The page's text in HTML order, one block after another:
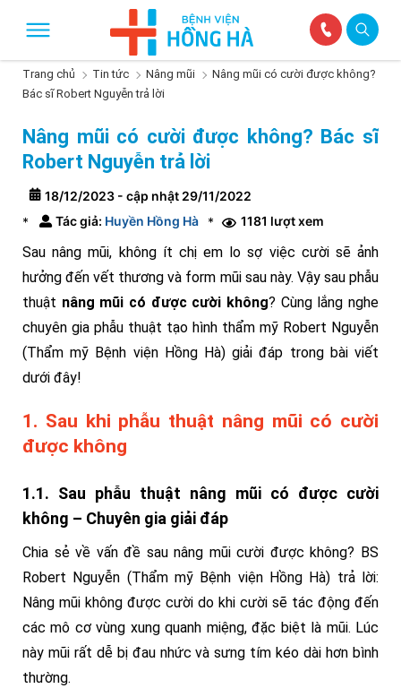
Trang chủ Tin tức Nâng mũi
Nâng mũi có cười được không?
Bác sĩ Robert Nguyễn trả lời
Nâng mũi có cười được không? Bác sĩ
Robert Nguyễn trả lời
18/12/2023 - cập nhật 29/11/2022
*
Tác giả: Huyền Hồng Hà * 1181 lượt xem
Sau nâng mũi, không ít chị em lo sợ việc cười sẽ ảnh
hưởng đến vết thương và form mũi sau này. Vậy sau phẫu
thuật nâng mũi có được cười không? Cùng lắng nghe
chuyên gia phẫu thuật tạo hình thẩm mỹ Robert Nguyễn
(Thẩm mỹ Bệnh viện Hồng Hà) giải đáp trong bài viết
dưới đây!
1. Sau khi phẫu thuật nâng mũi có cười
được không
1.1. Sau phẫu thuật nâng mũi có được cười
không – Chuyên gia giải đáp
Chia sẻ về vấn đề sau nâng mũi cười được không? BS
Robert Nguyễn (Thẩm mỹ Bệnh viện Hồng Hà) trả lời:
Nâng mũi không được cười do khi cười sẽ tác động đến
các mô cơ vùng xung quanh miệng, đặc biệt là mũi. Lúc
này mũi rất dễ bị đau nhức và sưng tím kéo dài hơn bình
thường.